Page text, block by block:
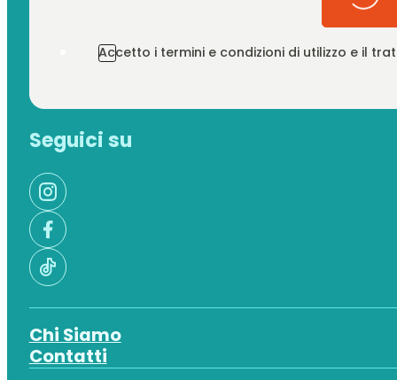
Accetto i termini e condizioni di utilizzo e il
Seguici su
Chi Siamo
Contatti